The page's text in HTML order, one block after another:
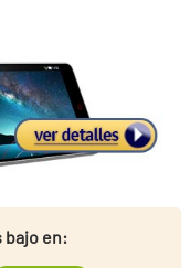
bajo en: